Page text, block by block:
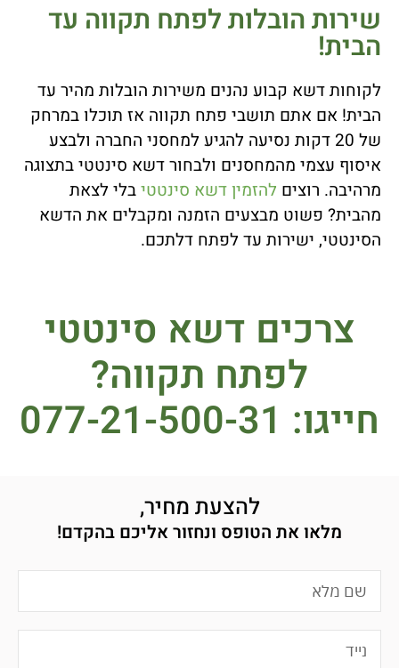
שירות הובלות לפתח תקווה עד
הבית!
לקוחות דשא קבוע נהנים משירות הובלות מהיר עד
הבית! אם אתם תושבי פתח תקווה אז תוכלו במרחק
של 20 דקות נסיעה להגיע למחסני החברה ולבצע
איסוף עצמי מהמחסנים ולבחור דשא סינטטי בתצוגה
מרהיבה. רוצים להזמין דשא סינטטיבלי לצאת
מהבית? פשוט מבצעים הזמנה ומקבלים את הדשא
הסינטטי, ישירות עד לפתח דלתכם.
צרכים דשא סינטטי
לפתח תקווה?
חייגו: 077-21-500-31
להצעת מחיר,
מלאו את הטופס ונחזור אליכם בהקדם!